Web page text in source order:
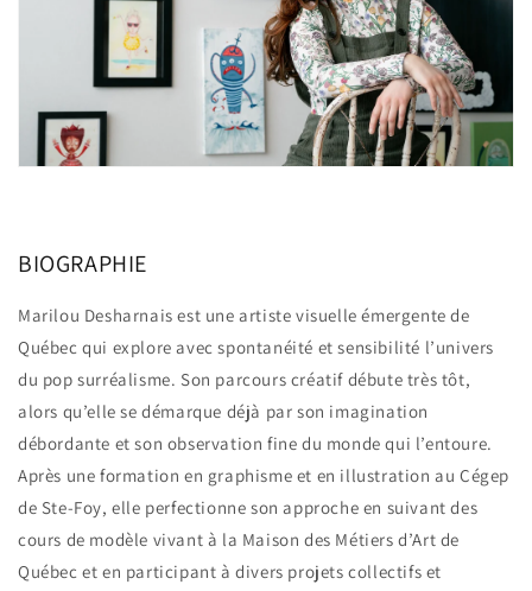
BIOGRAPHIE
Marilou Desharnais est une artiste visuelle émergente de
Québec qui explore avec spontanéité et sensibilité l’univers
du pop surréalisme. Son parcours créatif débute très tôt,
alors qu’elle se démarque déjà par son imagination
débordante et son observation fine du monde qui l’entoure.
Après une formation en graphisme et en illustration au Cégep
de Ste-Foy, elle perfectionne son approche en suivant des
cours de modèle vivant à la Maison des Métiers d’Art de
Québec et en participant à divers projets collectifs et